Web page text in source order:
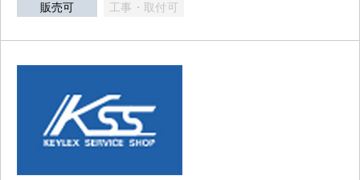
販売可 工事・取付可